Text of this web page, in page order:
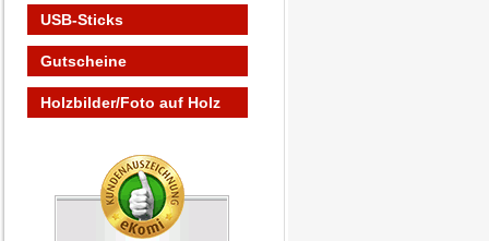
USB-Sticks
Gutscheine
Holzbilder/Foto auf Holz